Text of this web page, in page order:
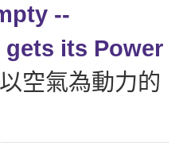
--
gets its Power
以空氣為動力的